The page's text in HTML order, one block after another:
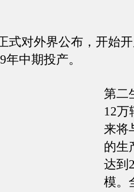
对外界公布，开始开
中期投产。
第二
12万
来将
的生
达到
模。